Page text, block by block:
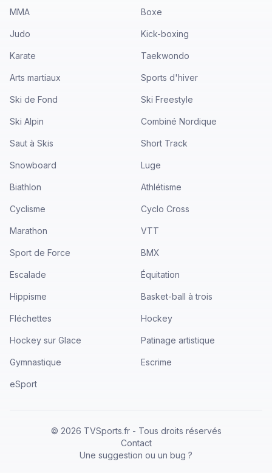
MMA Boxe
Judo Kick-boxing
Karate Taekwondo
Arts martiaux Sports d'hiver
Ski de Fond Ski Freestyle
Ski Alpin Combiné Nordique
Saut à Skis Short Track
Snowboard Luge
Biathlon Athlétisme
Cyclisme Cyclo Cross
Marathon VTT
Sport de Force BMX
Escalade Équitation
Hippisme Basket-ball à trois
Fléchettes Hockey
Hockey sur Glace Patinage artistique
Gymnastique Escrime
eSport
© 2026 TVSports.fr - Tous droits réservés
Contact
Une suggestion ou un bug ?